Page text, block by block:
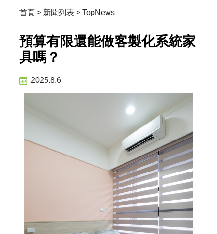
首頁 > 新聞列表 > TopNews
預算有限還能做客製化系統家
具嗎？
2025.8.6